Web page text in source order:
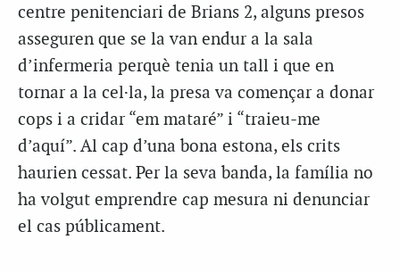
centre penitenciari de Brians 2, alguns presos
asseguren que se la van endur a la sala
d’infermeria perquè tenia un tall i que en
tornar a la cel·la, la presa va començar a donar
cops i a cridar “em mataré” i “traieu-me
d’aquí”. Al cap d’una bona estona, els crits
haurien cessat. Per la seva banda, la família no
ha volgut emprendre cap mesura ni denunciar
el cas públicament.